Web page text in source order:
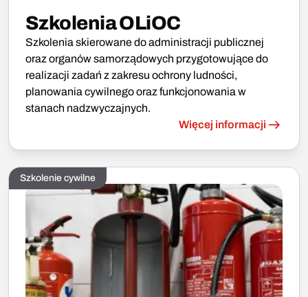
Szkolenia OLiOC
Szkolenia skierowane do administracji publicznej
oraz organów samorządowych przygotowujące do
realizacji zadań z zakresu ochrony ludności,
planowania cywilnego oraz funkcjonowania w
stanach nadzwyczajnych.
Więcej informacji
Szkolenie cywilne